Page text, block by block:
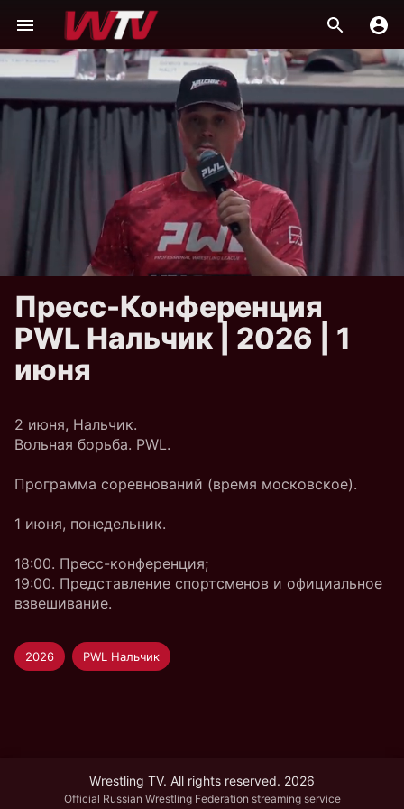
Пресс-Конференция
PWL Нальчик | 2026 | 1
июня
2 июня, Нальчик.
Вольная борьба. PWL.
Программа соревнований (время московское).
1 июня, понедельник.
18:00. Пресс-конференция;
19:00. Представление спортсменов и официальное
взвешивание.
2026 PWL Нальчик
Wrestling TV. All rights reserved. 2026
Official Russian Wrestling Federation streaming service